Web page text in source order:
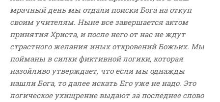
Проповедь-Аудио
Проповедь-Видео
Размышления
Семинар "Второе
Пришествие ИХ"
Семинары Для Лидеров/
Служителей
мрачный день мы отдали поиски Бога на откуп
своим учителям. Ныне все завершается актом
принятия Христа, и после него от нас не ждут
страстного желания иных откровений Божьих. Мы
пойманы в силки фиктивной логики, которая
назойливо утверждает, что если мы однажды
нашли Бога, то далее искать Его уже не надо. Это
логическое ухищрение выдают за последнее слово